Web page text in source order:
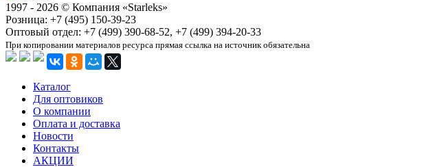
1997 - 2026 © Компания «Starleks»
Розница: +7 (495) 150-39-23
Оптовый отдел: +7 (499) 390-68-52, +7 (499) 394-20-33
При копировании материалов ресурса прямая ссылка на источник обязательна
Каталог
Для оптовиков
О компании
Оплата и доставка
Новости
Контакты
АКЦИИ